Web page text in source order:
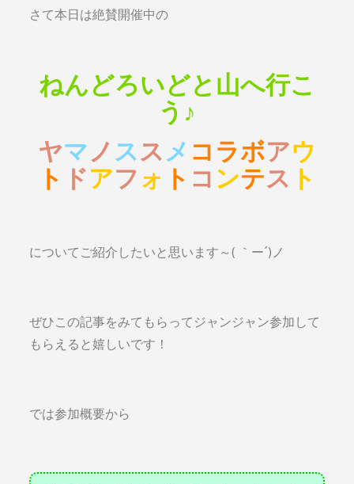
さて本日は絶賛開催中の
ねんどろいどと山へ行こ
う♪
ヤマ ノ ススメ コラボアウ
ト ドアフォ ト コ ンテス ト
についてご紹介したいと思います～( ｀ー´)ノ
ぜひこの記事をみてもらってジャンジャン参加して
もらえると嬉しいです！
では参加概要から